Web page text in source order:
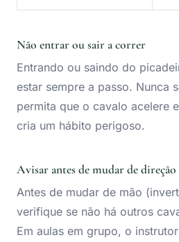
Não entrar ou sair a correr
Entrando ou saindo do
estar sempre a passo. Nunca
permita que o cavalo acelere
cria um hábito perigoso.
Avisar antes de mudar de direção
Antes de mudar de mão
verifique se não há outros
Em aulas em grupo, o